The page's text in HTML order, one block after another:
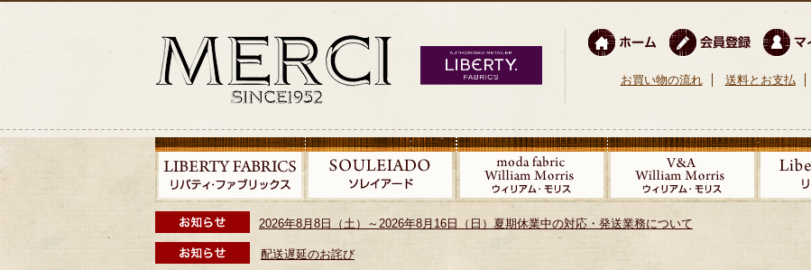
お買い物の流れ 送料とお支払
2026年8月8日（土）～2026年8月16日（日）夏期休業中の対応・発送業務について
配送遅延のお詫び